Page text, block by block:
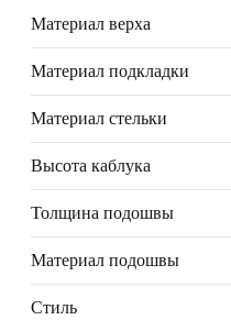
Материал верха
Материал подкладки
Материал стельки
Высота каблука
Толщина подошвы
Материал подошвы
Стиль